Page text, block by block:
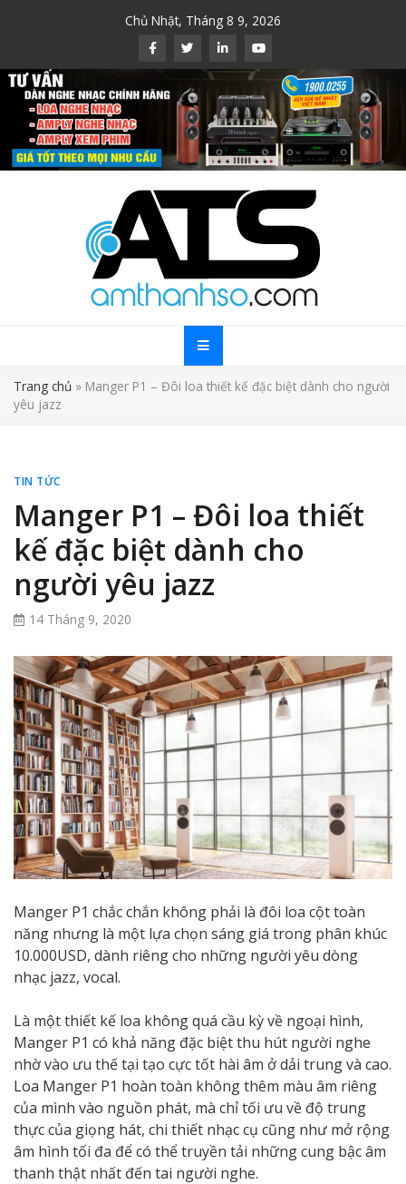
Chủ Nhật, Tháng 8 9, 2026
Trang chủ » Manger P1 – Đôi loa thiết kế đặc biệt dành cho người
yêu jazz
TIN TỨC
Manger P1 – Đôi loa thiết
kế đặc biệt dành cho
người yêu jazz
14 Tháng 9, 2020
Manger P1 chắc chắn không phải là đôi loa cột toàn
năng nhưng là một lựa chọn sáng giá trong phân khúc
10.000USD, dành riêng cho những người yêu dòng
nhạc jazz, vocal.
Là một thiết kế loa không quá cầu kỳ về ngoại hình,
Manger P1 có khả năng đặc biệt thu hút người nghe
nhờ vào ưu thế tại tạo cực tốt hài âm ở dải trung và cao.
Loa Manger P1 hoàn toàn không thêm màu âm riêng
của mình vào nguồn phát, mà chỉ tối ưu về độ trung
thực của giọng hát, chi thiết nhạc cụ cũng như mở rộng
âm hình tối đa để có thể truyền tải những cung bậc âm
thanh thật nhất đến tai người nghe.